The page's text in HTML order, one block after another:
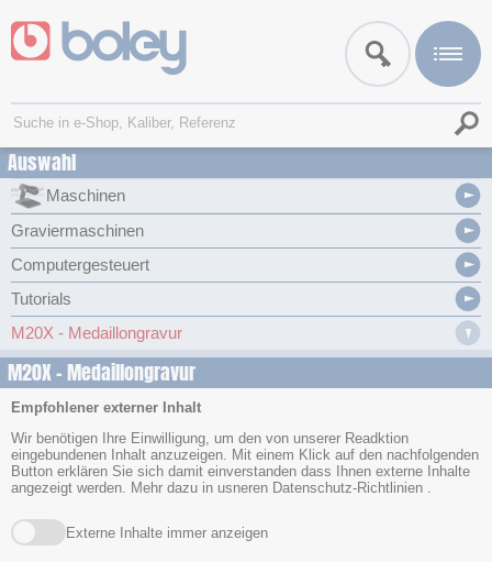
Auswahl
Maschinen
Graviermaschinen
Computergesteuert
Tutorials
M20X - Medaillongravur
M20X - Medaillongravur
Empfohlener externer Inhalt
Wir benötigen Ihre Einwilligung, um den von unserer Readktion
eingebundenen Inhalt anzuzeigen. Mit einem Klick auf den nachfolgenden
Button erklären Sie sich damit einverstanden dass Ihnen externe Inhalte
angezeigt werden. Mehr dazu in usneren Datenschutz-Richtlinien .
Externe Inhalte immer anzeigen